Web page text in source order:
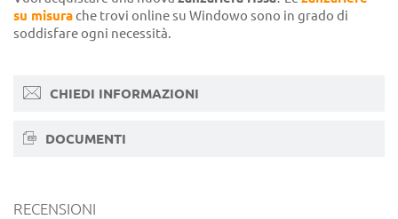
su misurache trovi online su Windowo sono in grado di
soddisfare ogni necessità.
CHIEDI INFORMAZIONI
DOCUMENTI
RECENSIONI